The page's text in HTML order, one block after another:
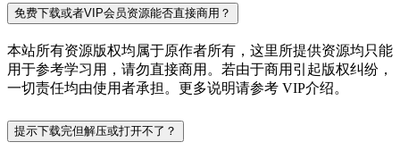
免费下载或者VIP会员资源能否直接商用？
本站所有资源版权均属于原作者所有，这里所提供资源均只能
用于参考学习用，请勿直接商用。若由于商用引起版权纠纷，
一切责任均由使用者承担。更多说明请参考 VIP介绍。
提示下载完但解压或打开不了？